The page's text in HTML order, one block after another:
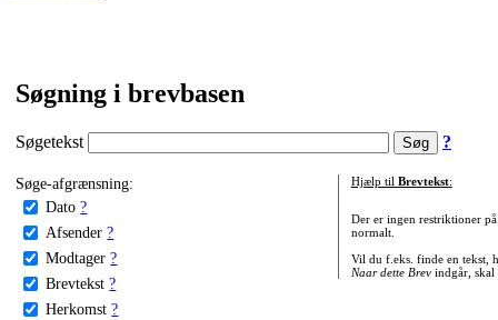
Søgning i brevbasen
Søgetekst ?
Søge-afgrænsning:
Dato ?
Afsender ?
Modtager ?
Brevtekst ?
Herkomst ?
Hjælp til Brevtekst:
Der er ingen restriktioner
normalt.
Vil du f.eks. finde en tekst,
Naar dette Brevindgår, skal